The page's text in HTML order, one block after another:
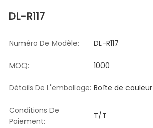
DL-R117
Numéro De Modèle: DL-R117
MOQ: 1000
Détails De L'emballage: Boîte de couleur
Conditions De
Paiement:
T/T